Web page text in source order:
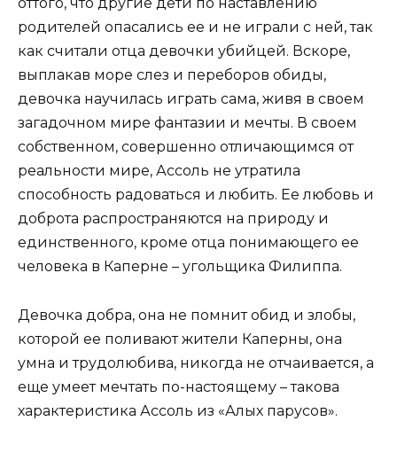
оттого, что другие дети по наставлению
родителей опасались ее и не играли с ней, так
как считали отца девочки убийцей. Вскоре,
выплакав море слез и переборов обиды,
девочка научилась играть сама, живя в своем
загадочном мире фантазии и мечты. В своем
собственном, совершенно отличающимся от
реальности мире, Ассоль не утратила
способность радоваться и любить. Ее любовь и
доброта распространяются на природу и
единственного, кроме отца понимающего ее
человека в Каперне – угольщика Филиппа.
Девочка добра, она не помнит обид и злобы,
которой ее поливают жители Каперны, она
умна и трудолюбива, никогда не отчаивается, а
еще умеет мечтать по-настоящему – такова
характеристика Ассоль из «Алых парусов».